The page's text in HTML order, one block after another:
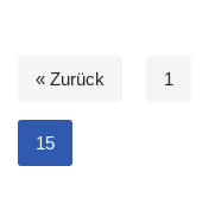
« Zurück 1
15